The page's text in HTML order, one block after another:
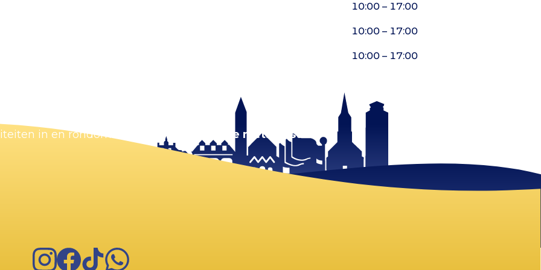
10:00 – 17:00
10:00 – 17:00
10:00 – 17:00
in en rondom Zandvoort. Zorg dat je niets mist!
InstagramFacebook
TikTokWhatsApp